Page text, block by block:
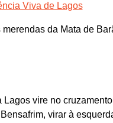
Viva de Lagos
merendas da Mata de
Lagos vire no
virar à